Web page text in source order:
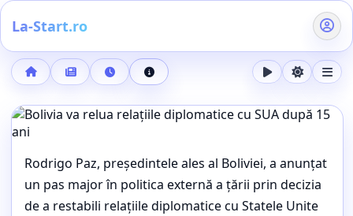
La-Start.ro
Acasă Buletin de știri21 octombrie 2025, ora 02:31
Detalii știre
SpaceX atinge 10.000 de sateliți Starlink; Lansările
EXTERNE
Bolivia va relua relațiile
diplomatice cu SUA după 15 ani
Rodrigo Paz, președintele ales al Boliviei, a anunțat
un pas major în politica externă a țării prin decizia
de a restabili relațiile diplomatice cu Statele Unite